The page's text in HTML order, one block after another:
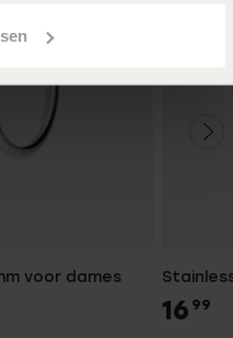
voor dames
16 99